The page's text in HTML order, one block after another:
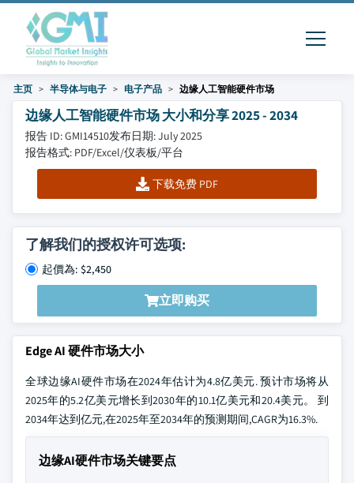
主页 半导体与电子 电子产品 边缘人工智能硬件市场
边缘人工智能硬件市场 大小和分享 2025 - 2034
报告 ID: GMI14510发布日期: July 2025
报告格式: PDF/Excel/仪表板/平台
下载免费 PDF
了解我们的授权许可选项:
起價為: $2,450
立即购买
Edge AI 硬件市场大小
全球边缘AI硬件市场在2024年估计为4.8亿美元. 预计市场将从
2025年的5.2亿美元增长到2030年的10.1亿美元和20.4美元。 到
2034年达到亿元,在2025年至2034年的预测期间,CAGR为16.3%.
边缘AI硬件市场关键要点